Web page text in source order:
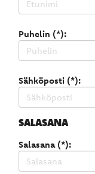
Puhelin (*):
Sähköposti (*):
SALASANA
Salasana (*):